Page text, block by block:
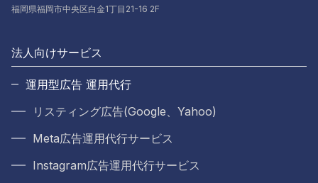
福岡県福岡市中央区白金1丁目21-16 2F
法人向けサービス
運用型広告 運用代行
リスティング広告(Google、Yahoo)
Meta広告運用代行サービス
Instagram広告運用代行サービス